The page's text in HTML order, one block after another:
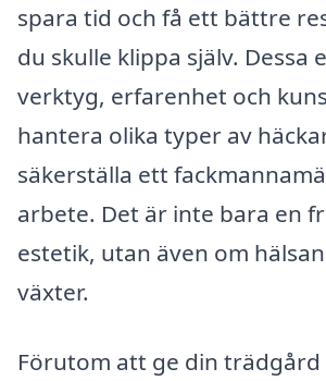
spara tid och få ett bättre
du skulle klippa själv. Dessa
verktyg, erfarenhet och
hantera olika typer av
säkerställa ett
arbete. Det är inte bara en
estetik, utan även om
växter.
Förutom att ge din